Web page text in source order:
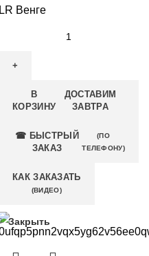
LR Венге
В
КОРЗИНУ
ДОСТАВИМ
ЗАВТРА
☎ БЫСТРЫЙ
ЗАКАЗ
(ПО
ТЕЛЕФОНУ)
КАК ЗАКАЗАТЬ
(ВИДЕО)
Закрыть